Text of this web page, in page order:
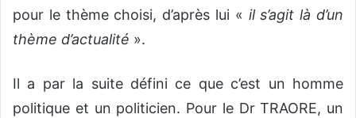
pour le thème choisi, d’après lui « il s’agit là d’un
thème d’actualité ».
Il a par la suite défini ce que c’est un homme
politique et un politicien. Pour le Dr TRAORE, un